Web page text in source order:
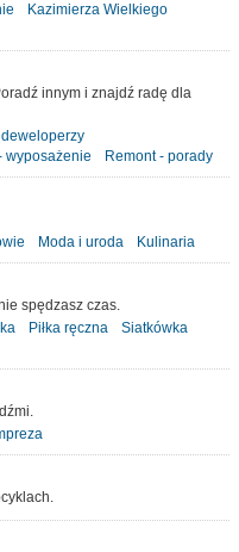
Kazimierza Wielkiego
innym i znajdź radę dla
deweloperzy
wyposażenie Remont - porady
Moda i uroda Kulinaria
spędzasz czas.
Piłka ręczna
Siatkówka